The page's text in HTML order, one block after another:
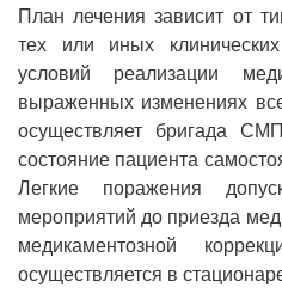
План лечения зависит от
тех или иных
условий реализации
выраженных изменениях
осуществляет бригада
состояние пациента
Легкие поражения
мероприятий до приезда
медикаментозной
осуществляется в